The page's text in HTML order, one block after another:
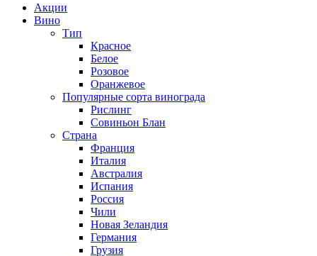
Акции
Вино
Тип
Красное
Белое
Розовое
Оранжевое
Популярные сорта винограда
Рислинг
Совиньон Блан
Страна
Франция
Италия
Австралия
Испания
Россия
Чили
Новая Зеландия
Германия
Грузия